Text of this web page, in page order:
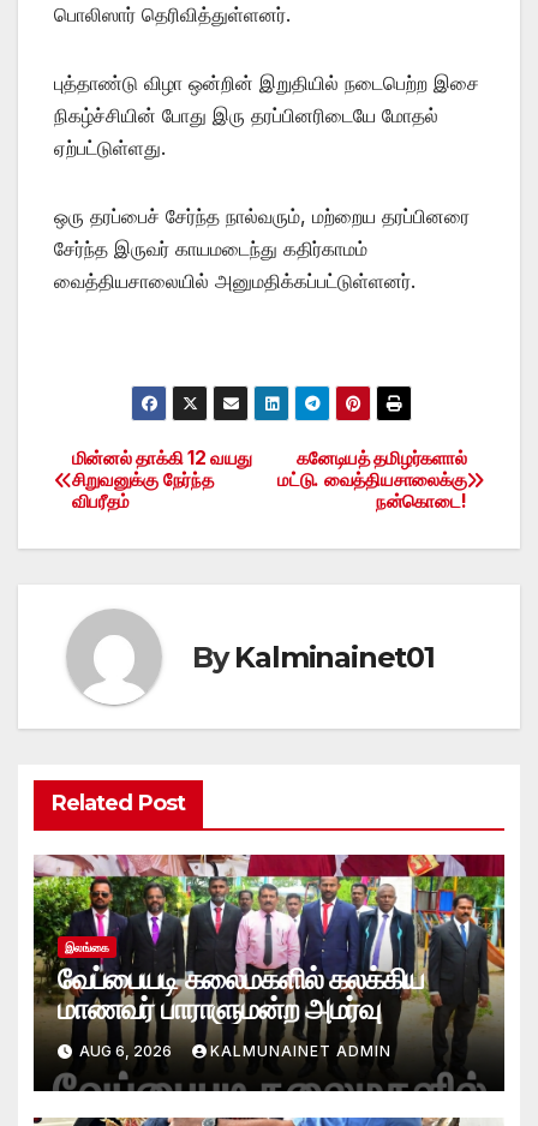
பொலிஸார் தெரிவித்துள்ளனர்.
புத்தாண்டு விழா ஒன்றின் இறுதியில் நடைபெற்ற இசை
நிகழ்ச்சியின் போது இரு தரப்பினரிடையே மோதல்
ஏற்பட்டுள்ளது.
ஒரு தரப்பைச் சேர்ந்த நால்வரும், மற்றைய தரப்பினரை
சேர்ந்த இருவர் காயமடைந்து கதிர்காமம்
வைத்தியசாலையில் அனுமதிக்கப்பட்டுள்ளனர்.
Post
navigation
கனேடியத் தமிழர்களால்
மட்டு. வைத்தியசாலைக்கு
நன்கொடை!
மின்னல் தாக்கி 12 வயது
சிறுவனுக்கு நேர்ந்த
விபரீதம்
ByKalminainet01
Related Post
இலங்கை
வேப்பையடி கலைமகளில் கலக்கிய
மாணவர் பாராளுமன்ற அமர்வு
AUG 6, 2026 KALMUNAINET ADMIN